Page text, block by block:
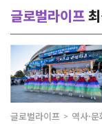
했지만, 호날두와
식 확인하지 않고
한 내용으로, 사실 여부
두와 조지나가 포
당에서 결혼식을
에서 진행할 예정
소년 시절을 보낸
소다. 더 선은 호텔
글로벌라이프
글로벌라이프 역사·문